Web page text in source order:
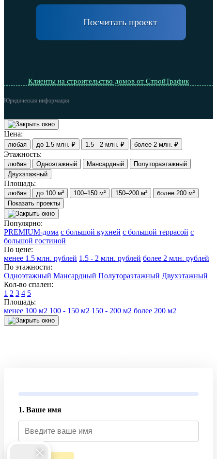
Посчитать проект
Клиенты на строительство домов от СтройТрафик
Юридическая информация
Цена:
любая до 1.5 млн. ₽ 1.5 - 2 млн. ₽ более 2 млн. ₽
Этажность:
любая Одноэтажный Мансардный
Полутораэтажный
Двухэтажный
Площадь:
любая до 100 м² 100–150 м² 150–200 м²
более 200 м²
Показать проекты
Популярно:
PREMIUM-дома с большой кухней с большой террасой с
большой гостиной
По цене:
менее 1.5 млн. рублей 1.5 - 2 млн. рублей более 2 млн. рублей
По этажности:
Одноэтажный Мансардный Полутораэтажный Двухэтажный
Кол-во спален:
1 2 3 4 5
Площадь:
менее 100 м2 100 - 150 м2 150 - 200 м2 более 200 м2
1. Ваше имя